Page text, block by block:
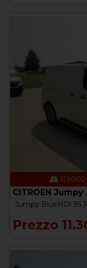
CITROEN Jumpy
Jumpy BlueHDi 95
Prezzo